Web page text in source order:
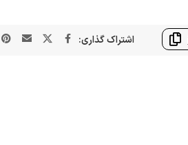
اشتراک گذاری: